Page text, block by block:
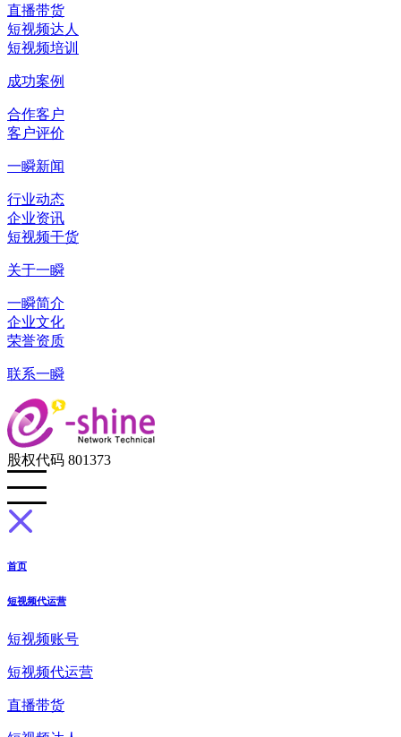
直播带货
短视频达人
短视频培训
成功案例
合作客户
客户评价
一瞬新闻
行业动态
企业资讯
短视频干货
关于一瞬
一瞬简介
企业文化
荣誉资质
联系一瞬
股权代码 801373
首页
短视频代运营
短视频账号
短视频代运营
直播带货